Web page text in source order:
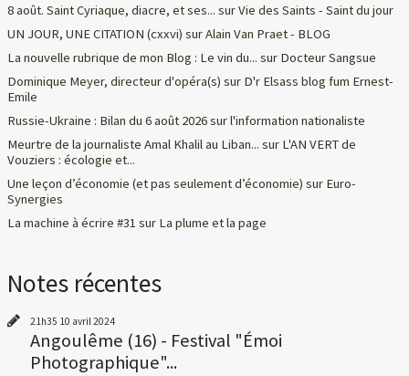
8 août. Saint Cyriaque, diacre, et ses... surVie des Saints - Saint du jour
UN JOUR, UNE CITATION (cxxvi) surAlain Van Praet - BLOG
La nouvelle rubrique de mon Blog : Le vin du... sur Docteur Sangsue
Dominique Meyer, directeur d'opéra(s) sur D'r Elsass blog fum Ernest-
Emile
Russie-Ukraine : Bilan du 6 août 2026surl'information nationaliste
Meurtre de la journaliste Amal Khalil au Liban... sur L'AN VERT de
Vouziers : écologie et...
Une leçon d’économie (et pas seulement d’économie) sur Euro-
Synergies
La machine à écrire #31 sur La plume et la page
Notes récentes
21h35 10 avril 2024
Angoulême (16) - Festival "Émoi
Photographique"...